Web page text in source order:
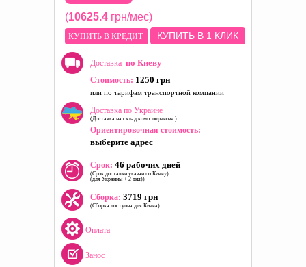
(10625.4 грн/мес)
КУПИТЬ В КРЕДИТ КУПИТЬ В 1 КЛИК
Доставка по Киеву
Стоимость: 1250 грн
или по тарифам транспортной компании
Доставка по Украине
(Доставка на склад комп. перевозч.)
Ориентировочная стоимость:
выберите адрес
Срок: 46 рабочих дней
(Срок доставки указан по Киеву)
(для Украины + 2 дня))
Сборка: 3719 грн
(Сборка доступна для Киева)
Оплата
Занос